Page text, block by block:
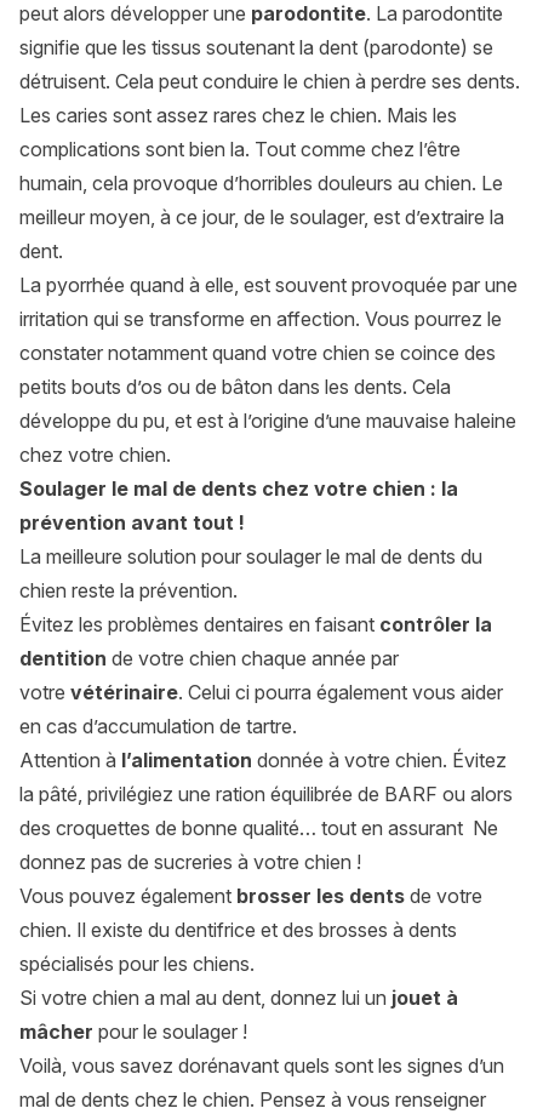
peut alors développer une parodontite. La parodontite
signifie que les tissus soutenant la dent (parodonte) se
détruisent. Cela peut conduire le chien à perdre ses dents.
Les caries sont assez rares chez le chien. Mais les
complications sont bien la. Tout comme chez l’être
humain, cela provoque d’horribles douleurs au chien. Le
meilleur moyen, à ce jour, de le soulager, est d’extraire la
dent.
La pyorrhée quand à elle, est souvent provoquée par une
irritation qui se transforme en affection. Vous pourrez le
constater notamment quand votre chien se coince des
petits bouts d’os ou de bâton dans les dents. Cela
développe du pu, et est à l’origine d’une mauvaise haleine
chez votre chien.
Soulager le mal de dents chez votre chien : la
prévention avant tout !
La meilleure solution pour soulager le mal de dents du
chien reste la prévention.
Évitez les problèmes dentaires en faisant contrôler la
dentition de votre chien chaque année par
votre vétérinaire. Celui ci pourra également vous aider
en cas d’accumulation de tartre.
Attention à l’alimentation donnée à votre chien. Évitez
la pâté, privilégiez une ration équilibrée de BARF ou alors
des croquettes de bonne qualité… tout en assurant Ne
donnez pas de sucreries à votre chien !
Vous pouvez également brosser les dents de votre
chien. Il existe du dentifrice et des brosses à dents
spécialisés pour les chiens.
Si votre chien a mal au dent, donnez lui un jouet à
mâcher pour le soulager !
Voilà, vous savez dorénavant quels sont les signes d’un
mal de dents chez le chien. Pensez à vous renseigner